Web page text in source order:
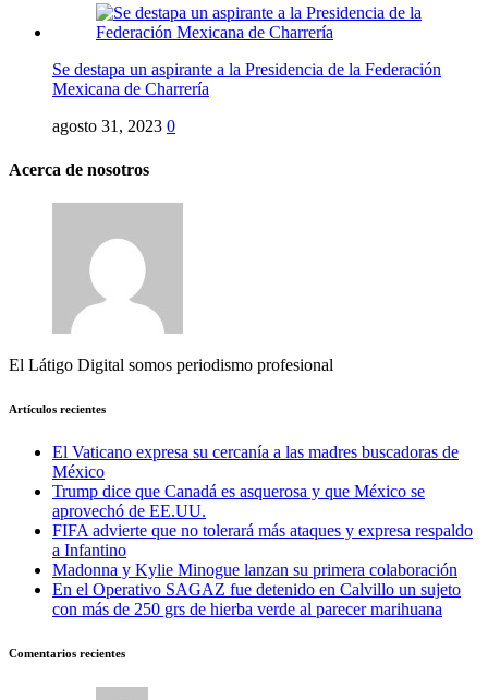
Se destapa un aspirante a la Presidencia de la Federación
Mexicana de Charrería
agosto 31, 2023 0
Acerca de nosotros
El Látigo Digital somos periodismo profesional
Artículos recientes
El Vaticano expresa su cercanía a las madres buscadoras de
México
Trump dice que Canadá es asquerosa y que México se
aprovechó de EE.UU.
FIFA advierte que no tolerará más ataques y expresa respaldo
a Infantino
Madonna y Kylie Minogue lanzan su primera colaboración
En el Operativo SAGAZ fue detenido en Calvillo un sujeto
con más de 250 grs de hierba verde al parecer marihuana
Comentarios recientes